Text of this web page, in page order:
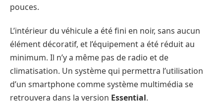
pouces.
L’intérieur du véhicule a été fini en noir, sans aucun
élément décoratif, et l’équipement a été réduit au
minimum. Il n’y a même pas de radio et de
climatisation. Un système qui permettra l’utilisation
d’un smartphone comme système multimédia se
retrouvera dans la version Essential.